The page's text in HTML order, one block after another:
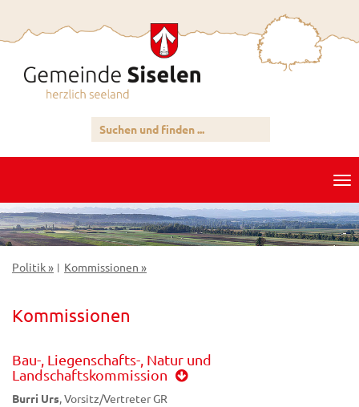
Politik » | Kommissionen »
Kommissionen
Bau-, Liegenschafts-, Natur und
Landschaftskommission
Burri Urs, Vorsitz/Vertreter GR